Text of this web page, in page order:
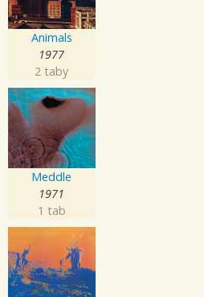
Animals
1977
2 taby
Meddle
1971
1 tab